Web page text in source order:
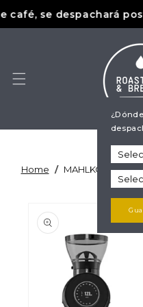
directamente
al contenido
se despachará
Home / MAHLKONIG -
información
del producto